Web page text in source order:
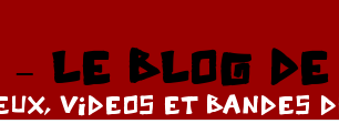
– LE BLOG
VIDEOS ET BANDES